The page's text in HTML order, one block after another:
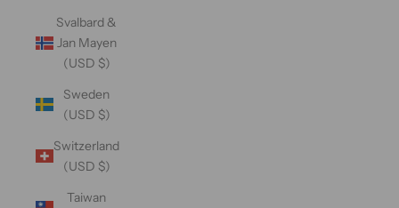
Svalbard &
Jan Mayen
(USD $)
Sweden
(USD $)
Switzerland
(USD $)
Taiwan